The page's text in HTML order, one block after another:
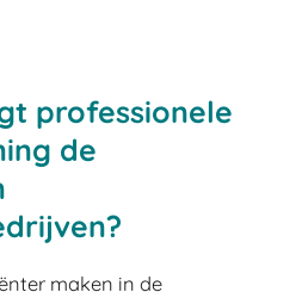
professionele
de
maken in de